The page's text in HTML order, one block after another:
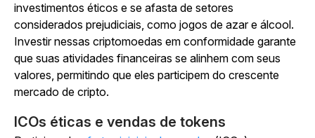
investimentos éticos e se afasta de setores
considerados prejudiciais, como jogos de azar e álcool.
Investir nessas criptomoedas em conformidade garante
que suas atividades financeiras se alinhem com seus
valores, permitindo que eles participem do crescente
mercado de cripto.
ICOs éticas e vendas de tokens